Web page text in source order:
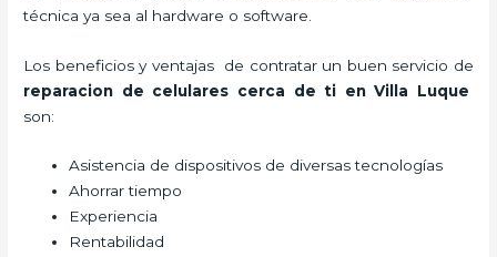
técnica ya sea al hardware o software.
Los beneficios y ventajas de contratar un buen servicio de
reparacion de celulares cerca de ti en Villa Luque
son:
Asistencia de dispositivos de diversas tecnologías
Ahorrar tiempo
Experiencia
Rentabilidad